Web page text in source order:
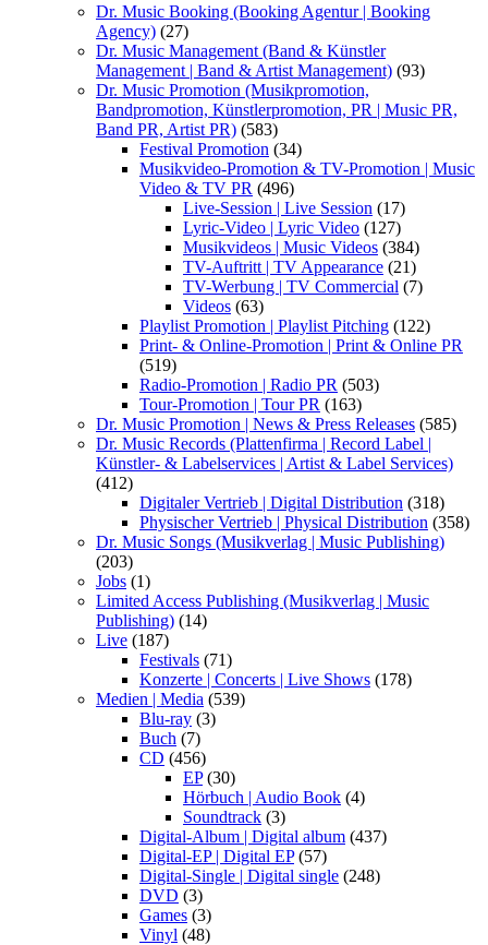
Dr. Music Booking (Booking Agentur | Booking
Agency) (27)
Dr. Music Management (Band & Künstler
Management | Band & Artist Management) (93)
Dr. Music Promotion (Musikpromotion,
Bandpromotion, Künstlerpromotion, PR | Music PR,
Band PR, Artist PR) (583)
Festival Promotion (34)
Musikvideo-Promotion & TV-Promotion | Music
Video & TV PR (496)
Live-Session | Live Session (17)
Lyric-Video | Lyric Video (127)
Musikvideos | Music Videos (384)
TV-Auftritt | TV Appearance (21)
TV-Werbung | TV Commercial (7)
Videos (63)
Playlist Promotion | Playlist Pitching (122)
Print- & Online-Promotion | Print & Online PR
(519)
Radio-Promotion | Radio PR (503)
Tour-Promotion | Tour PR (163)
Dr. Music Promotion | News & Press Releases (585)
Dr. Music Records (Plattenfirma | Record Label |
Künstler- & Labelservices | Artist & Label Services)
(412)
Digitaler Vertrieb | Digital Distribution (318)
Physischer Vertrieb | Physical Distribution (358)
Dr. Music Songs (Musikverlag | Music Publishing)
(203)
Jobs (1)
Limited Access Publishing (Musikverlag | Music
Publishing) (14)
Live (187)
Festivals (71)
Konzerte | Concerts | Live Shows (178)
Medien | Media (539)
Blu-ray (3)
Buch (7)
CD (456)
EP(30)
Hörbuch | Audio Book (4)
Soundtrack (3)
Digital-Album | Digital album (437)
Digital-EP | Digital EP(57)
Digital-Single | Digital single (248)
DVD (3)
Games (3)
Vinyl (48)